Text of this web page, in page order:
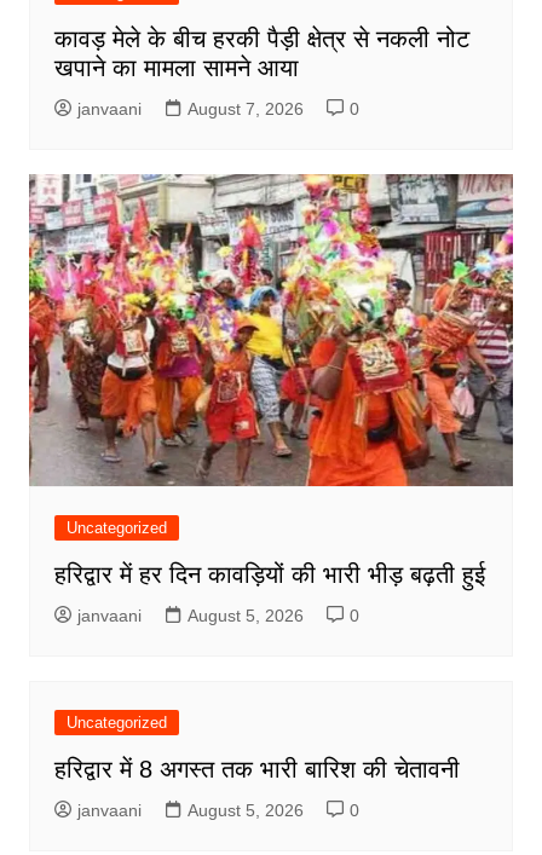
कावड़ मेले के बीच हरकी पैड़ी क्षेत्र से नकली नोट
खपाने का मामला सामने आया
janvaani August 7, 2026 0
Uncategorized
हरिद्वार में हर दिन कावड़ियों की भारी भीड़ बढ़ती हुई
janvaani August 5, 2026 0
Uncategorized
हरिद्वार में 8 अगस्त तक भारी बारिश की चेतावनी
janvaani August 5, 2026 0